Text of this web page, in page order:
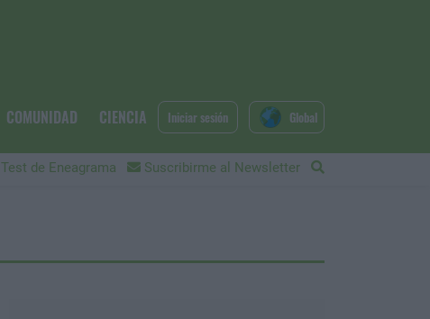
COMUNIDAD CIENCIA
Test de Eneagrama Suscribirme al Newsletter
Iniciar sesión Global